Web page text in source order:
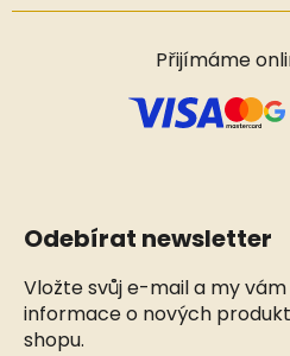
Přijímáme
Odebírat newsletter
Vložte svůj e-mail a my
informace o nových
shopu.